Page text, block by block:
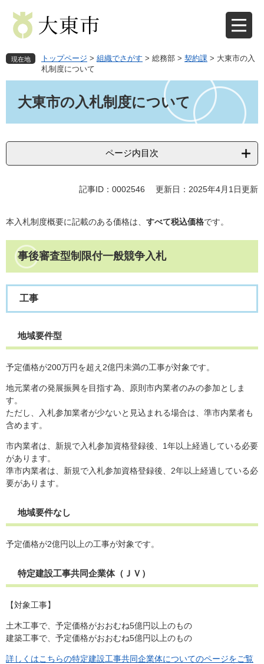
先
で
を
ば
へ
現在地 トップページ > 組織でさがす > 総務部 > 契約課 > 大東市の入
札制度について
大東市の入札制度について
ページ内目次
記事ID：0002546 更新日：2025年4月1日更新
本入札制度概要に記載のある価格は、 すべて税込価格です。
事後審査型制限付一般競争入札
工事
地域要件型
予定価格が200万円を超え2億円未満の工事が対象です。
地元業者の発展振興を目指す為、原則市内業者のみの参加としま
す。
ただし、入札参加業者が少ないと見込まれる場合は、準市内業者も
含めます。
市内業者は、新規で入札参加資格登録後、1年以上経過している必要
があります。
準市内業者は、新規で入札参加資格登録後、2年以上経過している必
要があります。
地域要件なし
予定価格が2億円以上の工事が対象です。
特定建設工事共同企業体（ＪＶ）
【対象工事】
土木工事で、予定価格がおおむね5億円以上のもの
建築工事で、予定価格がおおむね5億円以上のもの
詳しくはこちらの特定建設工事共同企業体についてのページをご覧